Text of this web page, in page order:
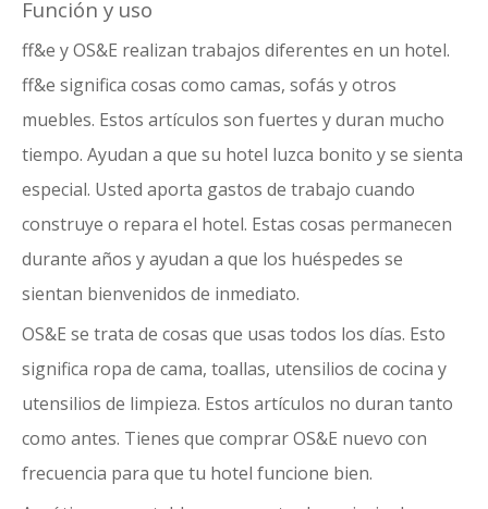
Función y uso
ff&e y OS&E realizan trabajos diferentes en un hotel.
ff&e significa cosas como camas, sofás y otros
muebles. Estos artículos son fuertes y duran mucho
tiempo. Ayudan a que su hotel luzca bonito y se sienta
especial. Usted aporta gastos de trabajo cuando
construye o repara el hotel. Estas cosas permanecen
durante años y ayudan a que los huéspedes se
sientan bienvenidos de inmediato.
OS&E se trata de cosas que usas todos los días. Esto
significa ropa de cama, toallas, utensilios de cocina y
utensilios de limpieza. Estos artículos no duran tanto
como antes. Tienes que comprar OS&E nuevo con
frecuencia para que tu hotel funcione bien.